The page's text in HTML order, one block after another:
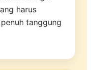
harus
tanggung